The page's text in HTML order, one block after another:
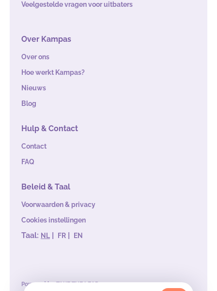
Veelgestelde vragen voor uitbaters
Over Kampas
Over ons
Hoe werkt Kampas?
Nieuws
Blog
Hulp & Contact
Contact
FAQ
Beleid & Taal
Voorwaarden & privacy
Cookies instellingen
Taal: NL | FR | EN
Powered byTAKE THE LEAD